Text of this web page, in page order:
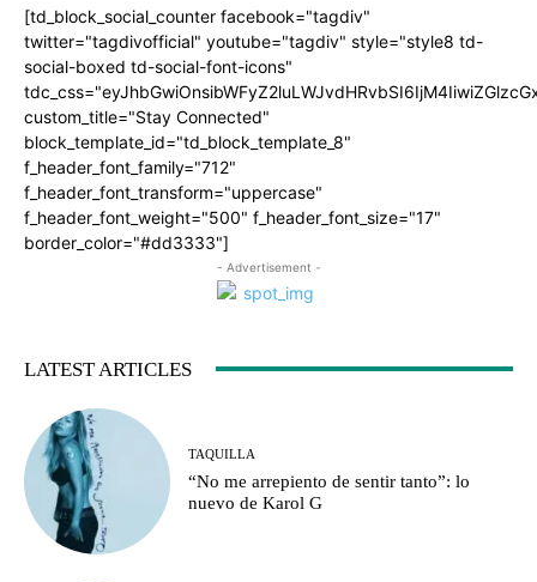
[td_block_social_counter facebook="tagdiv"
twitter="tagdivofficial" youtube="tagdiv" style="style8 td-
social-boxed td-social-font-icons"
custom_title="Stay Connected"
block_template_id="td_block_template_8"
f_header_font_family="712"
f_header_font_transform="uppercase"
f_header_font_weight="500" f_header_font_size="17"
border_color="#dd3333"]
- Advertisement -
LATEST ARTICLES
TAQUILLA
“No me arrepiento de sentir tanto”: lo
nuevo de Karol G